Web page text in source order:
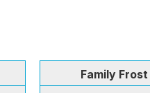
Family Frost